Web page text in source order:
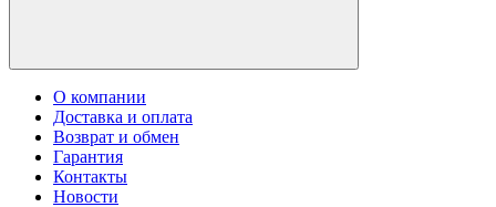
О компании
Доставка и оплата
Возврат и обмен
Гарантия
Контакты
Новости